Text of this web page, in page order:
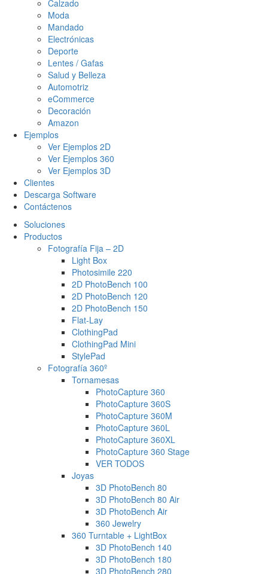
Calzado
Moda
Mandado
Electrónicas
Deporte
Lentes / Gafas
Salud y Belleza
Automotriz
eCommerce
Decoración
Amazon
Ejemplos
Ver Ejemplos 2D
Ver Ejemplos 360
Ver Ejemplos 3D
Clientes
Descarga Software
Contáctenos
Soluciones
Productos
Fotografía Fija – 2D
Light Box
Photosimile 220
2D PhotoBench 100
2D PhotoBench 120
2D PhotoBench 150
Flat-Lay
ClothingPad
ClothingPad Mini
StylePad
Fotografía 360º
Tornamesas
PhotoCapture 360
PhotoCapture 360S
PhotoCapture 360M
PhotoCapture 360L
PhotoCapture 360XL
PhotoCapture 360 Stage
VER TODOS
Joyas
3D PhotoBench 80
3D PhotoBench 80 Air
3D PhotoBench Air
360 Jewelry
360 Turntable + LightBox
3D PhotoBench 140
3D PhotoBench 180
3D PhotoBench 280